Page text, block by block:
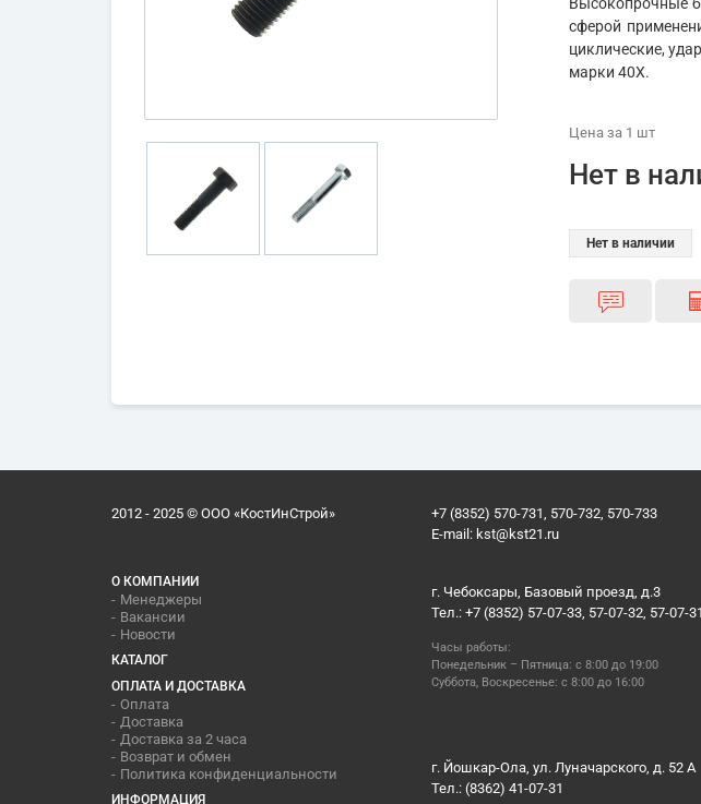
сферой
циклические,
марки 40Х.
Цена за 1 шт
Нет в
Нет в наличии
2012 - 2025 © ООО «КостИнСтрой»
+7 (8352) 570-731, 570-732, 570-733
E-mail: kst@kst21.ru
О КОМПАНИИ
Менеджеры
Вакансии
Новости
КАТАЛОГ
ОПЛАТА И ДОСТАВКА
Оплата
Доставка
Доставка за 2 часа
Возврат и обмен
Политика конфиденциальности
ИНФОРМАЦИЯ
г. Чебоксары, Базовый проезд, д.3
Тел.: +7 (8352) 57-07-33, 57-07-32, 57-07-31
Часы работы:
Понедельник – Пятница: с 8:00 до 19:00
Суббота, Воскресенье: с 8:00 до 16:00
г. Йошкар-Ола, ул. Луначарского, д. 52 А
Тел.: (8362) 41-07-31